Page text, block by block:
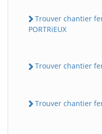
Trouver chantier
PORTRiEUX
Trouver chantier
Trouver chantier